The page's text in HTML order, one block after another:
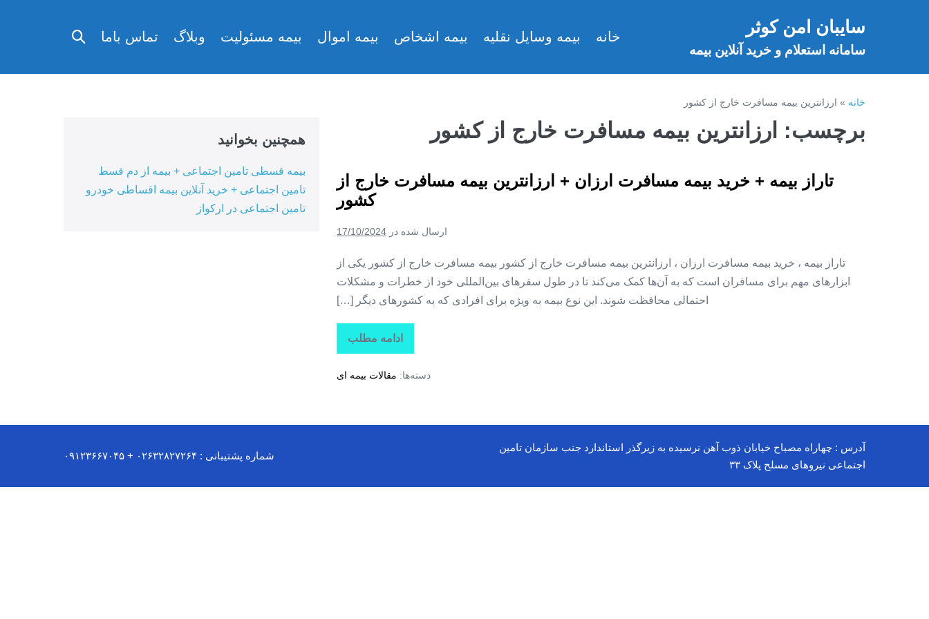
سایبان امن کوثر
سامانه استعلام و خرید آنلاین بیمه
خانه بیمه وسایل نقلیه بیمه اشخاص بیمه اموال بیمه مسئولیت وبلاگ تماس باما
تغییر
خانه » ارزانترین بیمه مسافرت خارج از کشور
برچسب: ارزانترین بیمه مسافرت خارج از کشور
تاراز بیمه + خرید بیمه مسافرت ارزان + ارزانترین بیمه مسافرت خارج از
کشور
ارسال شده در 17/10/2024
تاراز بیمه ، خرید بیمه مسافرت ارزان ، ارزانترین بیمه مسافرت خارج از کشور بیمه مسافرت خارج از کشور یکی از
ابزارهای مهم برای مسافران است که به آن‌ها کمک می‌کند تا در طول سفرهای بین‌المللی خود از خطرات و مشکلات
احتمالی محافظت شوند. این نوع بیمه به ویژه برای افرادی که به کشورهای دیگر […]
ادامه مطلب
تاراز
بیمه
خرید
کشور
دسته‌ها: مقالات بیمه ای
همچنین بخوانید
بیمه قسطی تامین اجتماعی + بیمه از دم قسط
تامین اجتماعی + خرید آنلاین بیمه اقساطی خودرو
تامین اجتماعی در ارکواز
آدرس : چهاراه مصباح خیابان ذوب آهن نرسیده به زیرگذر استاندارد جنب سازمان تامین
اجتماعی نیروهای مسلح پلاک ۳۳
شماره پشتیبانی : ۰۲۶۳۲۸۲۷۲۶۴ + ۰۹۱۲۳۶۶۷۰۴۵